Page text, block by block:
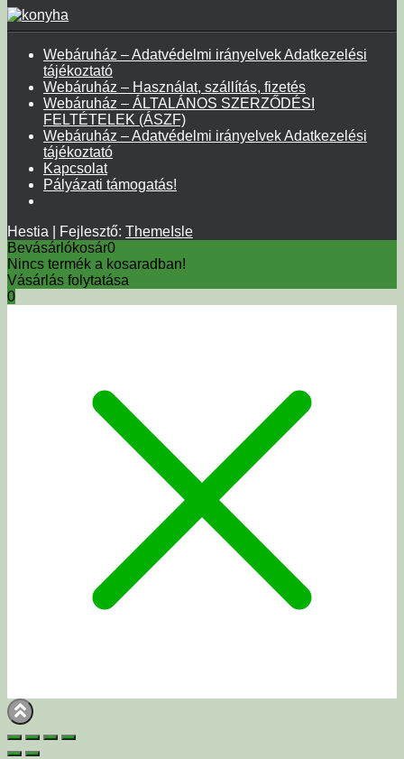
Webáruház – Adatvédelmi irányelvek Adatkezelési
tájékoztató
Webáruház – Használat, szállítás, fizetés
Webáruház – ÁLTALÁNOS SZERZŐDÉSI
FELTÉTELEK (ÁSZF)
Webáruház – Adatvédelmi irányelvek Adatkezelési
tájékoztató
Kapcsolat
Pályázati támogatás!
Hestia | Fejlesztő: ThemeIsle
Bevásárlókosár0
Nincs termék a kosaradban!
Vásárlás folytatása
0